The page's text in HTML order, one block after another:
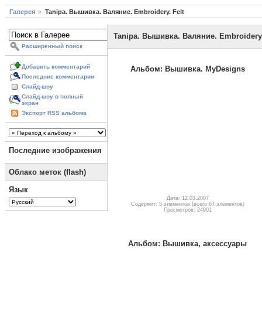
Галерея Tanipa. Вышивка. Валяние. Embroidery. Felt
Расширенный поиск
Добавить комментарий
Последние комментарии
Слайд-шоу
Слайд-шоу в полный
экран
Экспорт RSS альбома
Последние изображения
Облако меток (flash)
Язык
Tanipa. Вышивка. Валяние.
Альбом: Вышивка. MyDesigns
Дата: 12.03.2007
Содержит: 5 элементов (всего 67 элементов)
Просмотров: 24901
Альбом: Вышивка, аксессуары